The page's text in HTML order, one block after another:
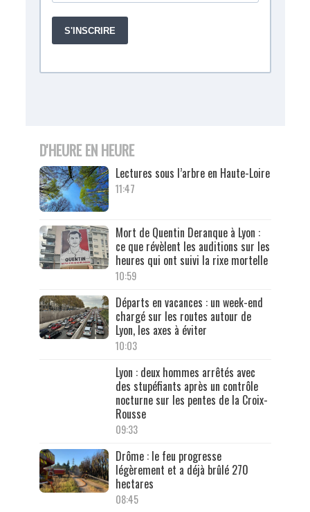
D'HEURE EN HEURE
Lectures sous l’arbre en Haute-Loire
11:47
Mort de Quentin Deranque à Lyon :
ce que révèlent les auditions sur les
heures qui ont suivi la rixe mortelle
10:59
Départs en vacances : un week-end
chargé sur les routes autour de
Lyon, les axes à éviter
10:03
Lyon : deux hommes arrêtés avec
des stupéfiants après un contrôle
nocturne sur les pentes de la Croix-
Rousse
09:33
Drôme : le feu progresse
légèrement et a déjà brûlé 270
hectares
08:45